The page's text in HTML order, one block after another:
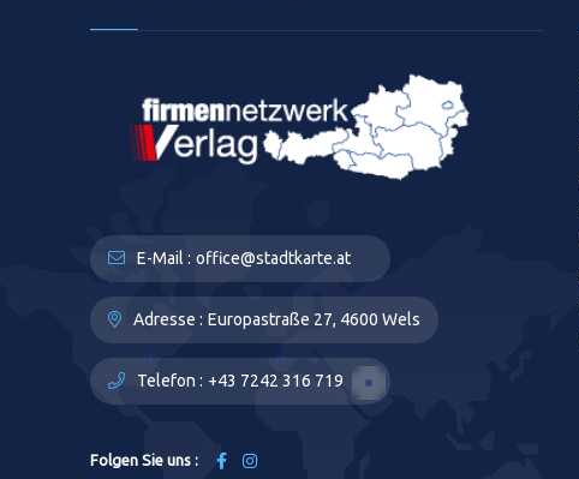
E-Mail : office@stadtkarte.at
Adresse : Europastraße 27, 4600 Wels
Telefon : +43 7242 316 719
Folgen Sie uns :